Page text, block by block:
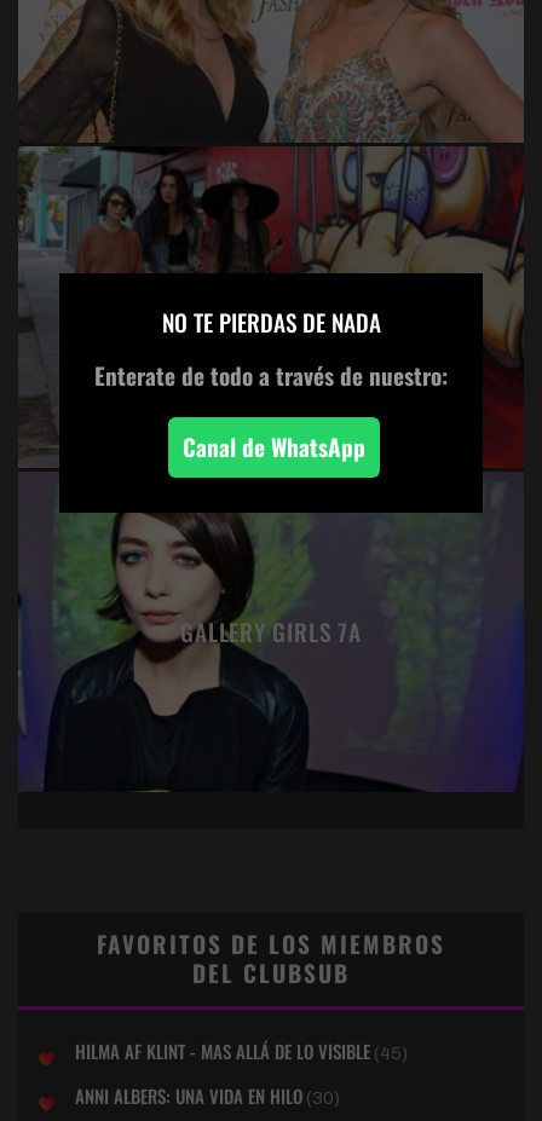
GALLERY GIRLS 7B
GALLERY GIRLS 7A
FAVORITOS DE LOS MIEMBROS
DEL CLUBSUB
HILMA AF KLINT - MAS ALLÁ DE LO VISIBLE (45)
ANNI ALBERS: UNA VIDA EN HILO (30)
NO TE PIERDAS DE NADA
Enterate de todoa través de nuestro:
Canal de WhatsApp